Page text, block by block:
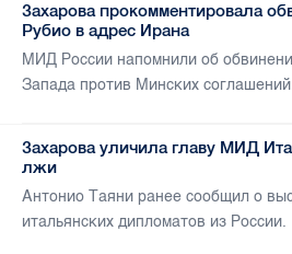
Захарова прокомментировала
Рубио в адрес Ирана
МИД России напомнили об
Запада против Минских
Захарова уличила главу МИД
лжи
Антонио Таяни ранее сообщил о
итальянских дипломатов из России.